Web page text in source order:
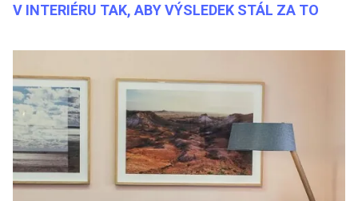
V INTERIÉRU TAK, ABY VÝSLEDEK STÁL ZA TO